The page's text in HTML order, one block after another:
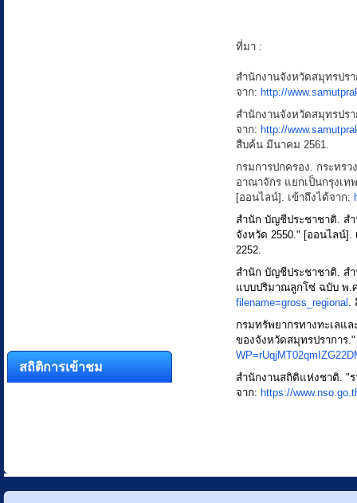
สถิติการเข้าชม
ที่มา :
สำนักงานจังหวัดสมุทรปร
จาก: http://
สำนักงานจังหวัดสมุทรปร
จาก: http://
สืบค้น มีนาคม 2561.
กรมการปกครอง. กระทร
อาณาจักร แยกเป็นกรุงเ
[ออนไลน์]. เข้าถึงได้จาก:
สำนัก บัญชีประชาชาติ. ส
จังหวัด 2550." [ออนไลน์].
2252.
สำนัก บัญชีประชาชาติ. ส
แบบปริมาณลูกโซ่ ฉบับ พ.
filename=gross_regional .
กรมทรัพยากรทางทะเลแ
ของจังหวัดสมุทรปราการ
สำนักงานสถิติแห่งชาติ. "ร
จาก: https://